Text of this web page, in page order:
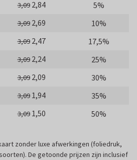
3,09 2,84
5%
3,09 2,69
10%
3,09 2,47
17,5%
3,09 2,24
25%
3,09 2,09
30%
3,09 1,94
35%
3,09 1,50 50%
zonder luxe afwerkingen (foliedruk,
De getoonde prijzen zijn inclusief